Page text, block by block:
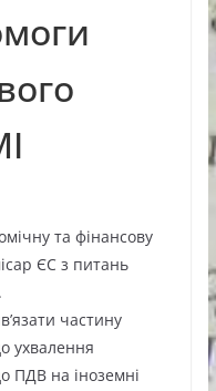
та фінансову
ЄС з питань
частину
ухвалення
ПДВ на іноземні